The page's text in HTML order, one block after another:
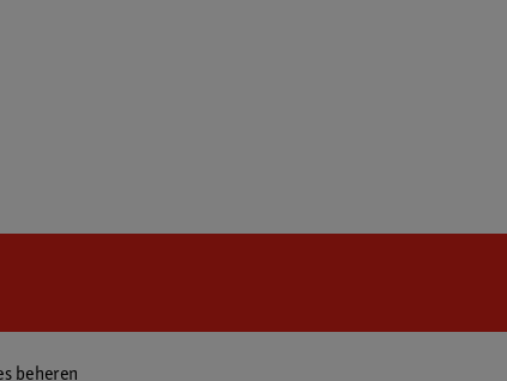
beheren